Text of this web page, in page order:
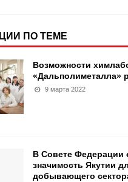
ПО ТЕМЕ
Возможности
«Дальполиметалла»
9 марта 2022
В Совете Федерации
значимость Якутии
добывающего